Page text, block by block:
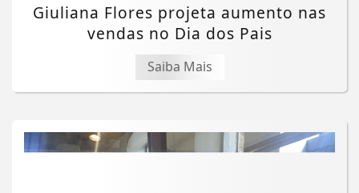
Giuliana Flores projeta aumento nas
vendas no Dia dos Pais
Saiba Mais